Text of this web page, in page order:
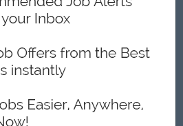
team